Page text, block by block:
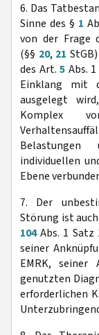
6. Das
Sinne des § 1
von der Frage
(§§ 20, 21
des Art. 5 Abs.
Einklang mit
ausgelegt
Komplex
individuellen
Ebene
7. Der
Störung ist
104Abs. 1 Satz
seiner
EMRK,
genutzten
erforderlichen